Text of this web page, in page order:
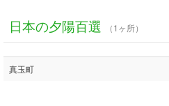
日本の夕陽百選 （1ヶ所）
真玉町